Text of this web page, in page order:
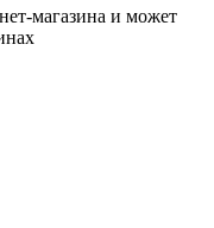
магазина и может